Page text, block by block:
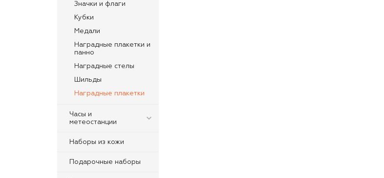
Значки и флаги
Кубки
Медали
Наградные плакетки и
панно
Наградные стелы
Шильды
Наградные плакетки
Часы и
метеостанции
Наборы из кожи
Подарочные наборы